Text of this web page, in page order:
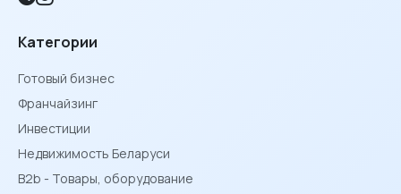
Категории
Готовый бизнес
Франчайзинг
Инвестиции
Недвижимость Беларуси
B2b - Товары, оборудование